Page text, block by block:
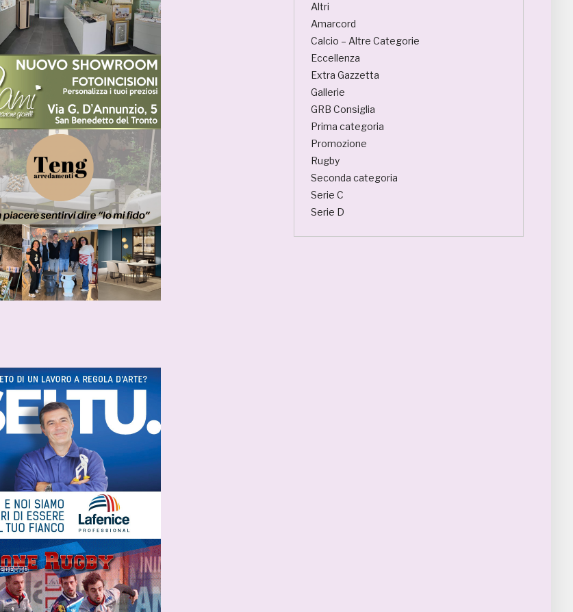
Altri
Amarcord
Calcio – Altre Categorie
Eccellenza
Extra Gazzetta
Gallerie
GRB Consiglia
Prima categoria
Promozione
Rugby
Seconda categoria
Serie C
Serie D